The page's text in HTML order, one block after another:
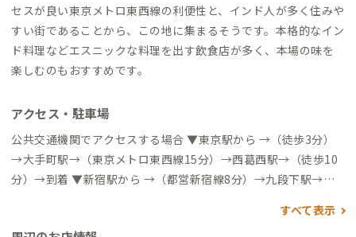
セスが良い東京メトロ東西線の利便性と、インド人が多く住みや
すい街であることから、この地に集まるそうです。本格的なイン
ド料理などエスニックな料理を出す飲食店が多く、本場の味を
楽しむのもおすすめです。
アクセス・駐車場
公共交通機関でアクセスする場合 ▼東京駅から →（徒歩3分）
→大手町駅→（東京メトロ東西線15分）→西葛西駅→（徒歩10
分）→到着 ▼新宿駅から →（都営新宿線8分）→九段下駅→
亀戸駅から →（バス24分）→宇喜田→（徒歩6分）→到着 ▼羽
すべて表示